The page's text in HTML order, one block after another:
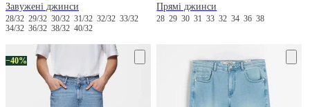
Завужені джинси
28/32 29/32 30/32 31/32 32/32 33/32
34/32 36/32 38/32 40/32
Прямі джинси
282930313332343638
−40%